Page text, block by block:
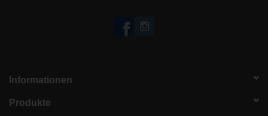
Informationen
Produkte